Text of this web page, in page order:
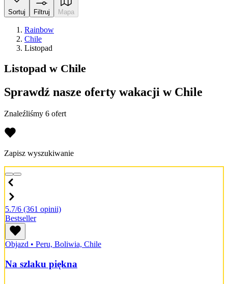
Sortuj Filtruj Mapa
Rainbow
Chile
Listopad
Listopad w Chile
Sprawdź nasze oferty wakacji w Chile
Znaleźliśmy 6 ofert
Zapisz wyszukiwanie
5.7/6 (361 opinii)
Bestseller
Objazd • Peru, Boliwia, Chile
Na szlaku piękna